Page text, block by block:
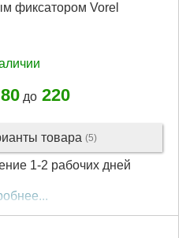
фиксатором Vorel
80до 220
товара (5)
1-2 рабочих дней